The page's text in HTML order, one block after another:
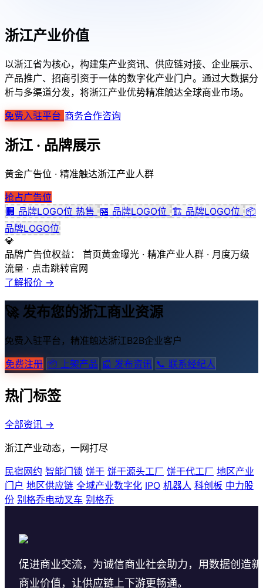
浙江产业价值
以浙江省为核心，构建集产业资讯、供应链对接、企业展示、
产品推广、招商引资于一体的数字化产业门户。通过大数据分
析与多渠道分发，将浙江产业优势精准触达全球商业市场。
免费入驻平台 商务合作咨询
浙江 · 品牌展示
黄金广告位 · 精准触达浙江产业人群
抢占广告位
🏢 品牌LOGO位 热售 🏪 品牌LOGO位 🏗️ 品牌LOGO位 📦
品牌LOGO位
💎
品牌广告位权益：
首页黄金曝光 · 精准产业人群 · 月度万级
流量 · 点击跳转官网
了解报价 →
🚀 发布您的浙江商业资源
免费入驻平台，精准触达浙江B2B企业客户
免费注册 📦 上架产品 📰 发布资讯 📞 联系经纪人
热门标签
全部资讯 →
浙江产业动态，一网打尽
民宿网约 智能门锁 饼干 饼干源头工厂 饼干代工厂 地区产业
门户 地区供应链 全域产业数字化 IPO 机器人 科创板 中力股
份 别格乔电动叉车 别格乔
促进商业交流，为诚信商业社会助力，用数据创造
商业价值，让供应链上下游更畅通。